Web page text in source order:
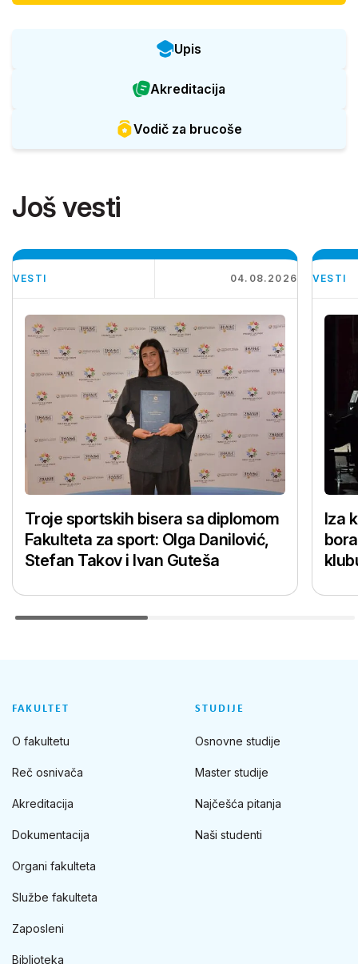
Upis
Akreditacija
Vodič za brucoše
Još vesti
VESTI 04.08.2026
Troje sportskih bisera sa diplomom
Fakulteta za sport: Olga Danilović,
Stefan Takov i Ivan Guteša
VESTI
Iza
FAKULTET
O fakultetu
Reč osnivača
Akreditacija
Dokumentacija
Organi fakulteta
Službe fakulteta
Zaposleni
Biblioteka
STUDIJE
Osnovne studije
Master studije
Najčešća pitanja
Naši studenti